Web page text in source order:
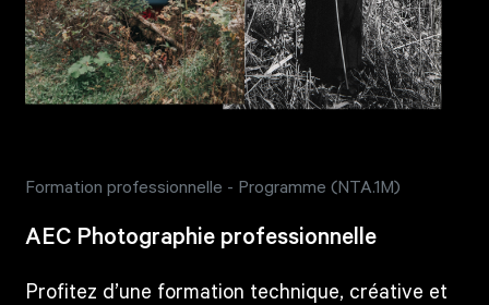
Formation professionnelle - Programme (NTA.1M)
AEC Photographie professionnelle
Profitez d’une formation technique, créative et